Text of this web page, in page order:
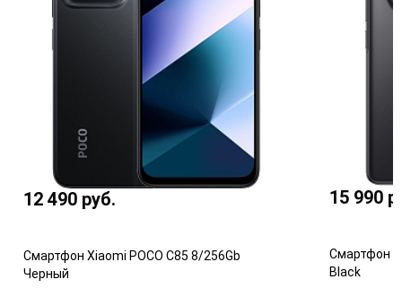
12 490 руб.
Смартфон Xiaomi POCO C85 8/256Gb
Черный
15 990
Смартфон
Black